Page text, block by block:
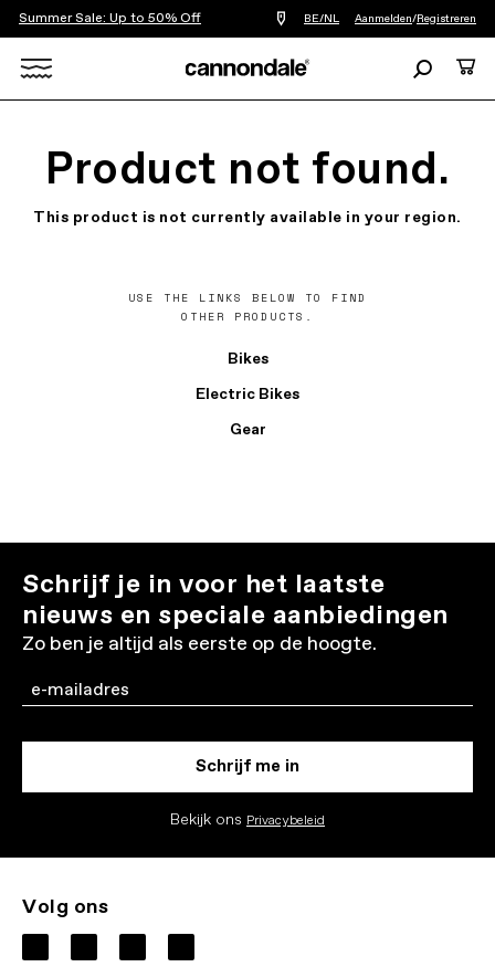
Summer Sale: Up to 50% Off
Vind
een
bij
in
BE/NL Aanmelden/Registreren
ZoekenCart
Product not found.
This product is not currently available in your region.
USE THE LINKS BELOW TO FIND
OTHER PRODUCTS.
Bikes
Electric Bikes
Gear
Schrijf je in voor het laatste
nieuws en speciale aanbiedingen
Zo ben je altijd als eerste op de hoogte.
Email
Schrijf me in
Bekijk ons Privacybeleid
Volg ons